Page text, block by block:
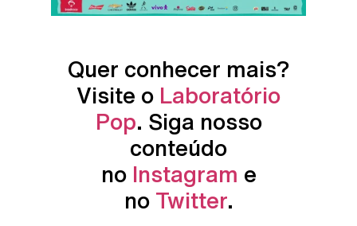
Quer conhecer mais?
Visite o Laboratório
Pop. Siga nosso
conteúdo
no Instagram e
no Twitter.